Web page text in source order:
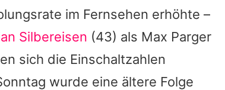
im Fernsehen erhöhte –
Silbereisen (43) als Max Parger
sich die Einschaltzahlen
wurde eine ältere Folge